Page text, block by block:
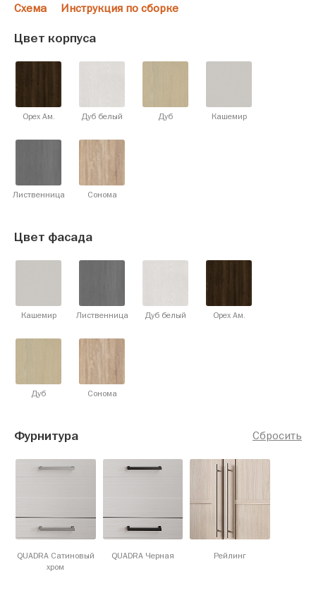
Схема Инструкция по сборке
Цвет корпуса
Орех Ам. Дуб белый Дуб Кашемир
Лиственница Сонома
Цвет фасада
Кашемир Лиственница Дуб белый Орех Ам.
Дуб Сонома
Сбросить
Фурнитура
QUADRA Сатиновый
хром
QUADRA Черная Рейлинг